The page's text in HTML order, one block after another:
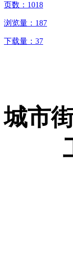
页数： 1018
浏览量： 187
下载量： 37
城市